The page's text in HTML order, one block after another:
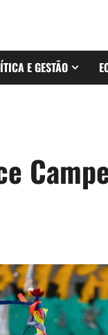
E GESTÃO